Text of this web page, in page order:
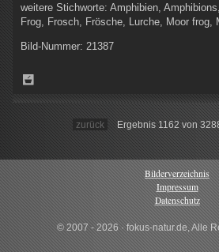
weitere Stichworte: Amphibien,
Frog, Frosch, Frösche, Lurche, Moor frog,
Bild-Nummer: 21387
zurück Ergebnis 1162 von
Bilderverzeichnis
Impressum
Datenschutz
© 2007 - 2026 · fokus-natur.de, Alle